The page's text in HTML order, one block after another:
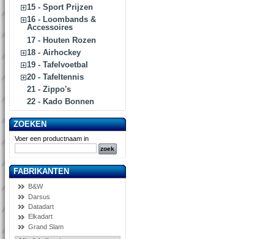
15 - Sport Prijzen
16 - Loombands &
Accessoires
17 - Houten Rozen
18 - Airhockey
19 - Tafelvoetbal
20 - Tafeltennis
21 - Zippo's
22 - Kado Bonnen
ZOEKEN
Voer een productnaam in
FABRIKANTEN
B&W
Darsus
Datadart
Elkadart
Grand Slam